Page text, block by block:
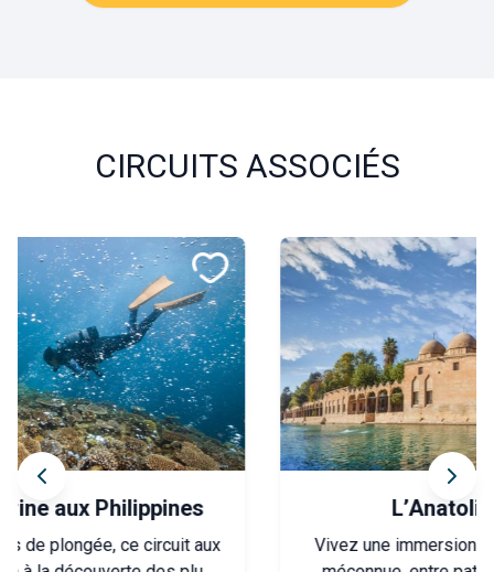
CIRCUITS ASSOCIÉS
L’Anatolie au fil de l’eau
Vivez une immersion authentique dans une Turquie